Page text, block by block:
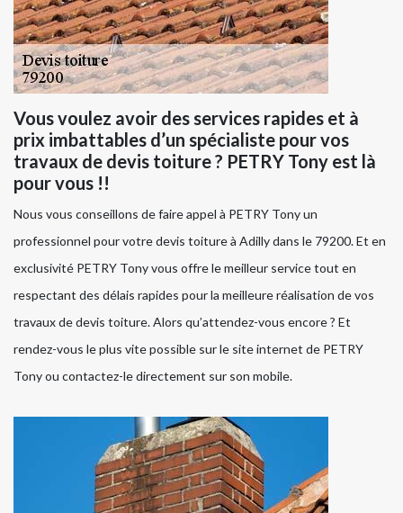
Vous voulez avoir des services rapides et à
prix imbattables d’un spécialiste pour vos
travaux de devis toiture ? PETRY Tony est là
pour vous !!
Nous vous conseillons de faire appel à PETRY Tony un
professionnel pour votre devis toiture à Adilly dans le 79200. Et en
exclusivité PETRY Tony vous offre le meilleur service tout en
respectant des délais rapides pour la meilleure réalisation de vos
travaux de devis toiture. Alors qu’attendez-vous encore ? Et
rendez-vous le plus vite possible sur le site internet de PETRY
Tony ou contactez-le directement sur son mobile.